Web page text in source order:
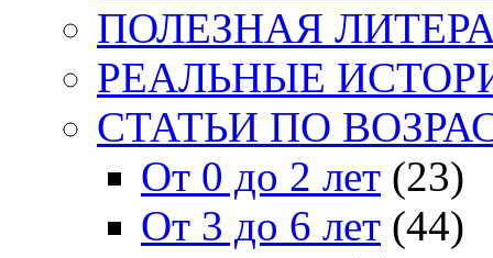
ПОЛЕЗНАЯ
РЕАЛЬНЫЕ
СТАТЬИ ПО
От 0 до 2 лет (23)
От 3 до 6 лет (44)